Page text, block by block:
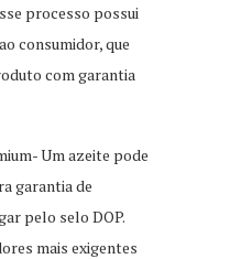
processo possui
consumidor, que
com garantia
Um azeite pode
garantia de
pelo selo DOP.
mais exigentes